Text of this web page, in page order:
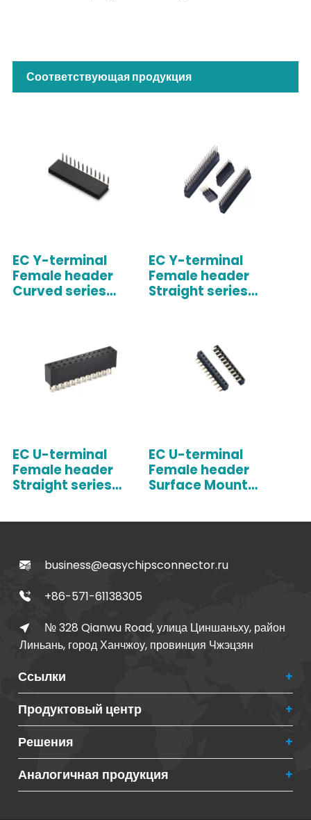
Соответствующая продукция
EC Y-terminal
Female header
Curved series
EC Y-terminal
Female header
Straight series
1*40PIN
EC U-terminal
Female header
Straight series
EC U-terminal
Female header
Surface Mount
1*40PIN
business@easychipsconnector.ru
+86-571-61138305
№ 328 Qianwu Road, улица Циншаньху, район
Линьань, город Ханчжоу, провинция Чжэцзян
Ссылки
Продуктовый центр
Решения
Аналогичная продукция